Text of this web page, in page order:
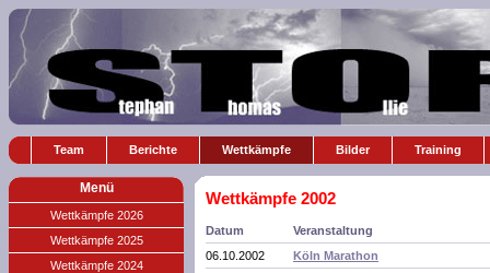
Team Berichte Wettkämpfe Bilder Training
Menü
Wettkämpfe 2026
Wettkämpfe 2025
Wettkämpfe 2024
Wettkämpfe 2002
Datum
Veranstaltung
06.10.2002
Köln Marathon